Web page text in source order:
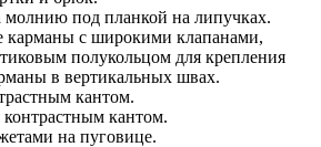
молнию под планкой на липучках.
карманы с широкими клапанами,
полукольцом для крепления
в вертикальных швах.
кантом.
кантом.
на пуговице.